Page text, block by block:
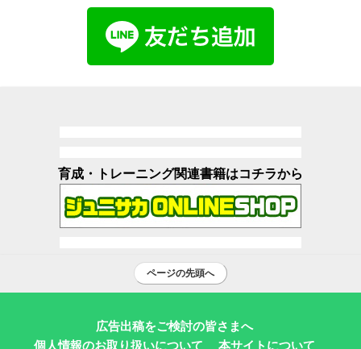
育成・トレーニング関連書籍はコチラから
ページの先頭へ
広告出稿をご検討の皆さまへ
個人情報のお取り扱いについて
本サイトについて